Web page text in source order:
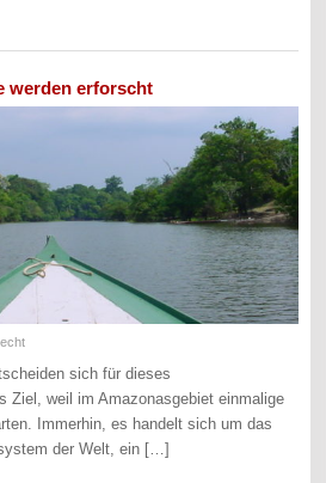
werden erforscht
sich für dieses
Ziel, weil im Amazonasgebiet einmalige
Immerhin, es handelt sich um das
der Welt, ein […]